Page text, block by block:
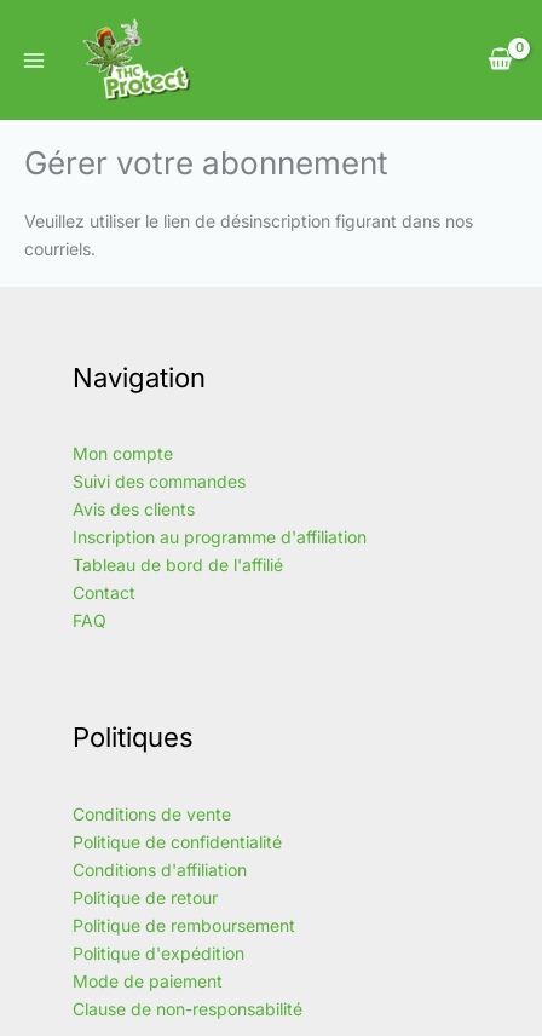
contenu
Gérer votre abonnement
Veuillez utiliser le lien de désinscription figurant dans nos
courriels.
Navigation
Mon compte
Suivi des commandes
Avis des clients
Inscription au programme d'affiliation
Tableau de bord de l'affilié
Contact
FAQ
Politiques
Conditions de vente
Politique de confidentialité
Conditions d'affiliation
Politique de retour
Politique de remboursement
Politique d'expédition
Mode de paiement
Clause de non-responsabilité